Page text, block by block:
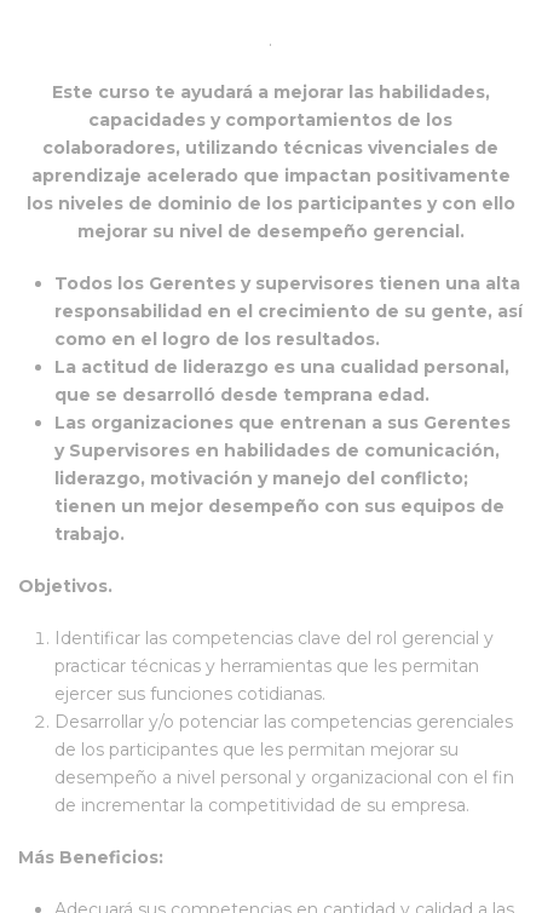
.
Este curso te ayudará a mejorar las habilidades,
capacidades y comportamientos de los
colaboradores, utilizando técnicas vivenciales de
aprendizaje acelerado que impactan positivamente
los niveles de dominio de los participantes y con ello
mejorar su nivel de desempeño gerencial.
Todos los Gerentes y supervisores tienen una alta
responsabilidad en el crecimiento de su gente, así
como en el logro de los resultados.
La actitud de liderazgo es una cualidad personal,
que se desarrolló desde temprana edad.
Las organizaciones que entrenan a sus Gerentes
y Supervisores en habilidades de comunicación,
liderazgo, motivación y manejo del conflicto;
tienen un mejor desempeño con sus equipos de
trabajo.
Objetivos.
Identificar las competencias clave del rol gerencial y
practicar técnicas y herramientas que les permitan
ejercer sus funciones cotidianas.
Desarrollar y/o potenciar las competencias gerenciales
de los participantes que les permitan mejorar su
desempeño a nivel personal y organizacional con el fin
de incrementar la competitividad de su empresa.
Más Beneficios: